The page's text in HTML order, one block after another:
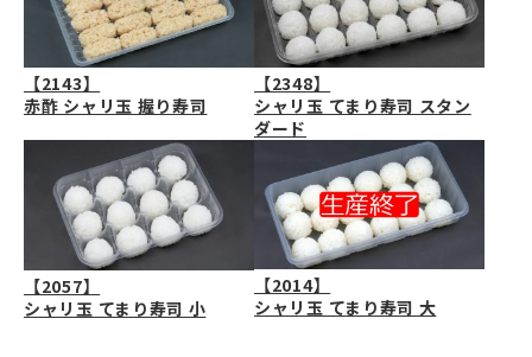
【2143】
赤酢 シャリ玉 握り寿司
【2348】
シャリ玉 てまり寿司 スタン
ダード
【2057】
シャリ玉 てまり寿司 小
【2014】
シャリ玉 てまり寿司 大